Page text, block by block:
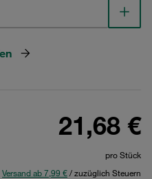
21,68 €
pro Stück
Versand ab 7,99 €/ zuzüglich Steuern